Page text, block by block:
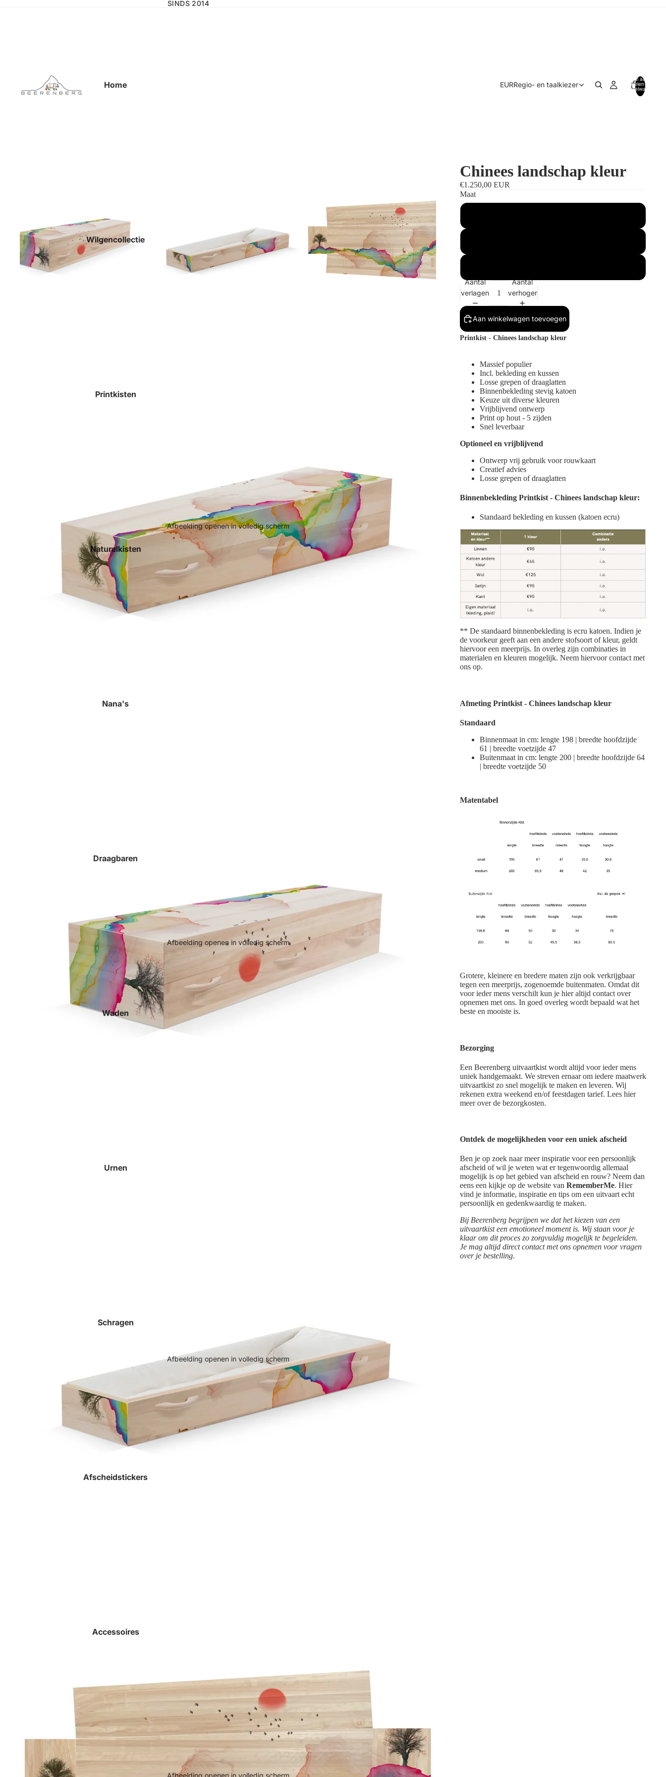
SINDS 2014
Home
Wilgencollectie
Printkisten
Naturelkisten
Nana's
Draagbaren
Waden
Urnen
Schragen
Afscheidstickers
Accessoires
EURRegio- en taalkiezer
Totaal aantal
artikelen in
winkelwagen:
Afbeelding openen in volledig scherm
Afbeelding openen in volledig scherm
Afbeelding openen in volledig scherm
Afbeelding openen in volledig scherm
Chinees landschap kleur
€1.250,00 EUR
Maat
Aantal
verlagen
Aantal
verhogen
Aan winkelwagen toevoegen
Printkist - Chinees landschap kleur
Massief populier
Incl. bekleding en kussen
Losse grepen of draaglatten
Binnenbekleding stevig katoen
Keuze uit diverse kleuren
Vrijblijvend ontwerp
Print op hout - 5 zijden
Snel leverbaar
Optioneel en vrijblijvend
Ontwerp vrij gebruik voor rouwkaart
Creatief advies
Losse grepen of draaglatten
Binnenbekleding Printkist - Chinees landschap kleur:
Standaard bekleding en kussen (katoen ecru)
** De standaard binnenbekleding is ecru katoen. Indien je
de voorkeur geeft aan een andere stofsoort of kleur, geldt
hiervoor een meerprijs. In overleg zijn combinaties in
materialen en kleuren mogelijk. Neem hiervoor contact met
ons op.
Afmeting Printkist - Chinees landschap kleur
Standaard
Binnenmaat in cm: lengte 198 | breedte hoofdzijde
61 | breedte voetzijde 47
Buitenmaat in cm: lengte 200 | breedte hoofdzijde 64
| breedte voetzijde 50
Matentabel
Grotere, kleinere en bredere maten zijn ook verkrijgbaar
tegen een meerprijs, zogenoemde buitenmaten. Omdat dit
voor ieder mens verschilt kun je hier altijd contact over
opnemen met ons. In goed overleg wordt bepaald wat het
beste en mooiste is.
Bezorging
Een Beerenberg uitvaartkist wordt altijd voor ieder mens
uniek handgemaakt. We streven ernaar om iedere maatwerk
uitvaartkist zo snel mogelijk te maken en leveren. Wij
rekenen extra weekend en/of feestdagen tarief. Lees hier
meer over de bezorgkosten.
Ontdek de mogelijkheden voor een uniek afscheid
Ben je op zoek naar meer inspiratie voor een persoonlijk
afscheid of wil je weten wat er tegenwoordig allemaal
mogelijk is op het gebied van afscheid en rouw? Neem dan
eens een kijkje op de website van RememberMe. Hier
vind je informatie, inspiratie en tips om een uitvaart echt
persoonlijk en gedenkwaardig te maken.
Bij Beerenberg begrijpen we dat het kiezen van een
uitvaartkist een emotioneel moment is. Wij staan voor je
klaar om dit proces zo zorgvuldig mogelijk te begeleiden.
Je mag altijd direct contact met ons opnemen voor vragen
over je bestelling.